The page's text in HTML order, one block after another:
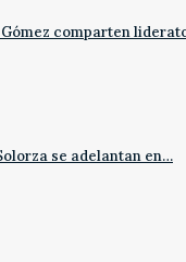
comparten
se adelantan en…